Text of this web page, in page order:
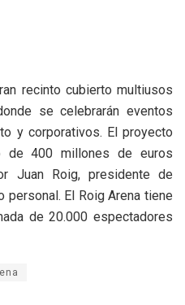
recinto cubierto multiusos
se celebrarán eventos
y corporativos. El proyecto
de 400 millones de euros
Juan Roig, presidente de
personal. El Roig Arena tiene
de 20.000 espectadores